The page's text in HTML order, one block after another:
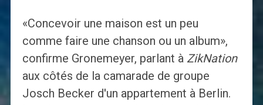
«Concevoir une maison est un peu
comme faire une chanson ou un album»,
confirme Gronemeyer, parlant à ZikNation
aux côtés de la camarade de groupe
Josch Becker d'un appartement à Berlin.